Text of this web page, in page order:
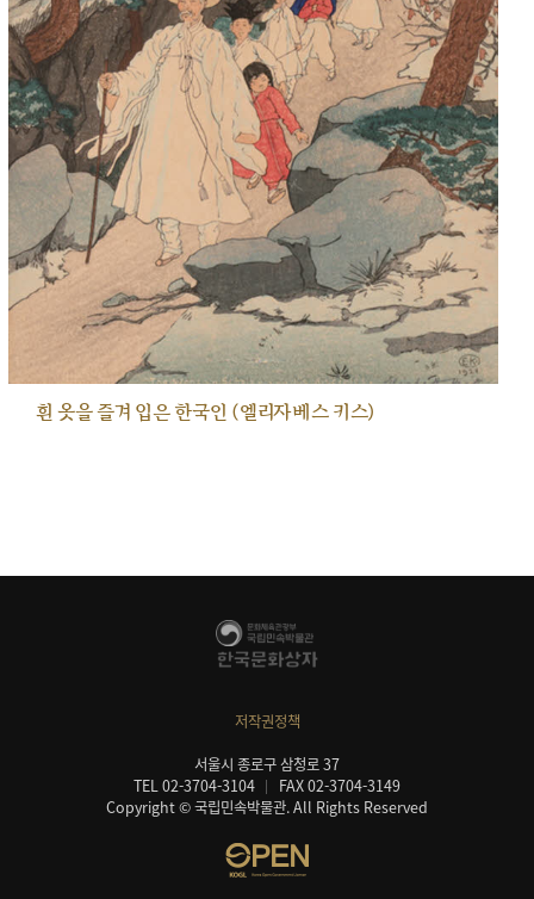
흰 옷을 즐겨 입은 한국인 (엘리자베스 키스)
저작권정책
서울시 종로구 삼청로 37
TEL 02-3704-3104
FAX 02-3704-3149
Copyright © 국립민속박물관. All Rights Reserved